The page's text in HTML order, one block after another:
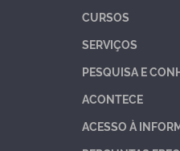
CURSOS
SERVIÇOS
PESQUISA E
ACONTECE
ACESSO À